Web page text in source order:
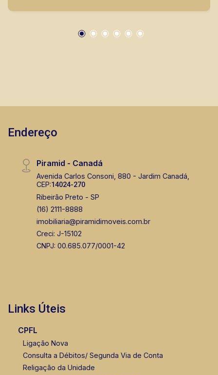
vendas de imóveis prontos, usados ou mesmo
Endereço
Piramid - Canadá
Avenida Carlos Consoni, 880 - Jardim Canadá,
CEP:14024-270
Ribeirão Preto - SP
(16) 2111-8888
imobiliaria@piramidimoveis.com.br
Creci: J-15102
CNPJ: 00.685.077/0001-42
Links Úteis
CPFL
Ligação Nova
Consulta a Débitos/ Segunda Via de Conta
Religação da Unidade